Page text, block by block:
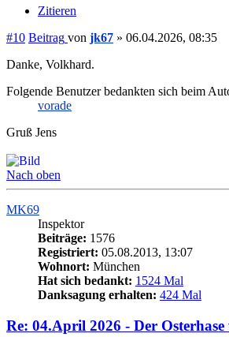
Zitieren
#10 Beitrag von jk67 » 06.04.2026, 08:35
Danke, Volkhard.
Folgende Benutzer bedankten sich beim
vorade
Gruß Jens
Nach oben
MK69
Inspektor
Beiträge: 1576
Registriert: 05.08.2013, 13:07
Wohnort: München
Hat sich bedankt: 1524 Mal
Danksagung erhalten: 424 Mal
Re: 04.April 2026 - Der